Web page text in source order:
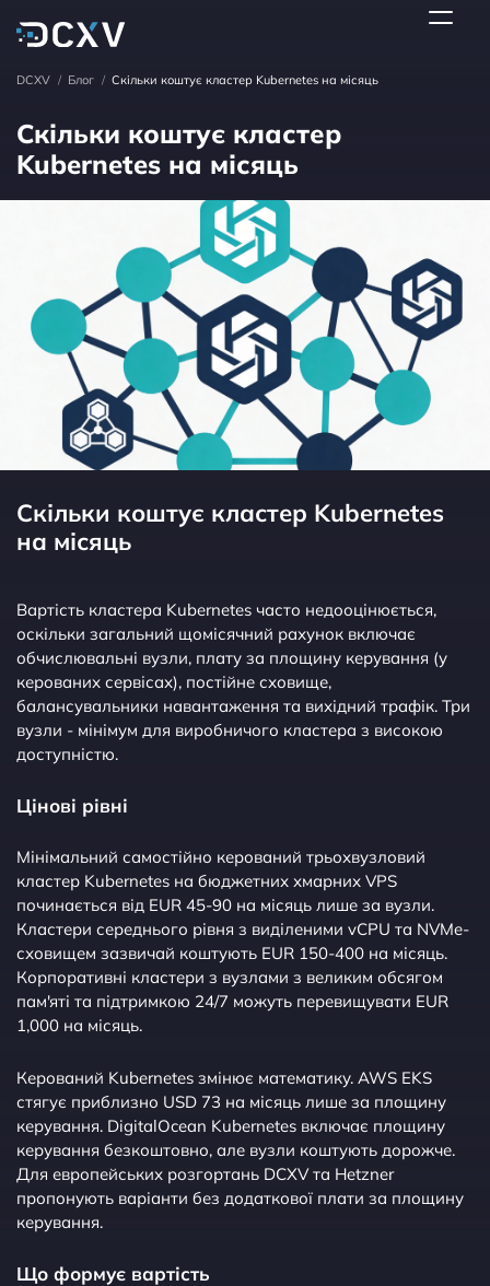
DCXV / Блог / Скільки коштує кластер Kubernetes на місяць
Скільки коштує кластер
Kubernetes на місяць
Скільки коштує кластер Kubernetes
на місяць
Вартість кластера Kubernetes часто недооцінюється,
оскільки загальний щомісячний рахунок включає
обчислювальні вузли, плату за площину керування (у
керованих сервісах), постійне сховище,
балансувальники навантаження та вихідний трафік. Три
вузли - мінімум для виробничого кластера з високою
доступністю.
Цінові рівні
Мінімальний самостійно керований трьохвузловий
кластер Kubernetes на бюджетних хмарних VPS
починається від EUR 45-90 на місяць лише за вузли.
Кластери середнього рівня з виділеними vCPU та NVMe-
сховищем зазвичай коштують EUR 150-400 на місяць.
Корпоративні кластери з вузлами з великим обсягом
пам'яті та підтримкою 24/7 можуть перевищувати EUR
1,000 на місяць.
Керований Kubernetes змінює математику. AWS EKS
стягує приблизно USD 73 на місяць лише за площину
керування. DigitalOcean Kubernetes включає площину
керування безкоштовно, але вузли коштують дорожче.
Для европейських розгортань DCXV та Hetzner
пропонують варіанти без додаткової плати за площину
керування.
Що формує вартість